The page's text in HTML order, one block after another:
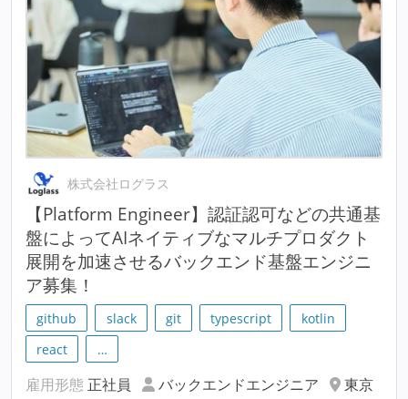
株式会社ログラス
【Platform Engineer】認証認可などの共通基
盤によってAIネイティブなマルチプロダクト
展開を加速させるバックエンド基盤エンジニ
ア募集！
github slack git typescript
kotlin
react
…
雇用形態 正社員 バックエンドエンジニア
東京